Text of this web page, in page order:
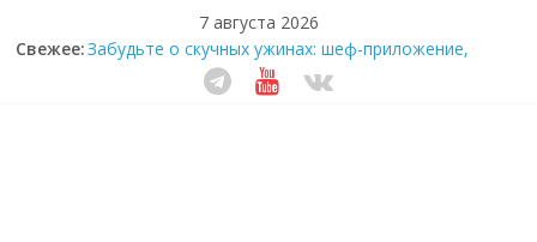
7 августа 2026
Свежее:Забудьте о скучных ужинах: шеф-приложение,
которое видит вашу еду насквозь
Небо зовёт: как бизнес на полётах дронов и